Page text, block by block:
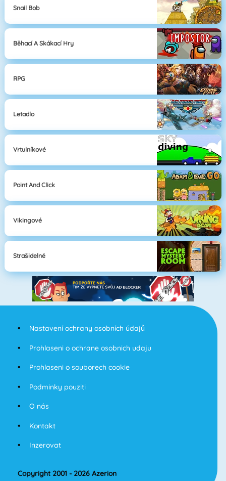
Snail Bob
Běhací A Skákací Hry
RPG
Letadlo
Vrtulníkové
Point And Click
Vikingové
Strašidelné
Nastavení ochrany osobních údajů
Prohlaseni o ochrane osobnich udaju
Prohlaseni o souborech cookie
Podminky pouziti
O nás
Kontakt
Inzerovat
Copyright 2001 - 2026 Azerion